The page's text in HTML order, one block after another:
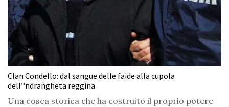
Clan Condello: dal sangue delle faide alla cupola
dell’‘ndrangheta reggina
Una cosca storica che ha costruito il proprio potere